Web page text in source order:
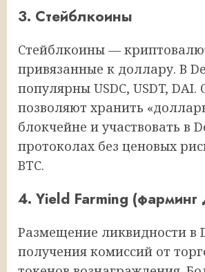
3. Стейблкоины
Стейблкоины —
привязанные к доллару. В
популярны USDC, USDT, DAI.
позволяют хранить
блокчейне и участвовать в
протоколах без ценовых
BTC.
4. Yield Farming (фарминг
Размещение ликвидности в
получения комиссий от